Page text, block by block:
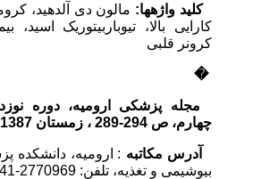
کلید واژه­ها:مالون دی آلدهید،
کارایی بالا، تیوباربیتوریک اسید،
کرونر قلبی
�
مجله پزشکی ارومیه، دوره
چهارم، ص 294-289 ، زمستان 1387
آدرس مکاتبه: ارومیه، دانشکده
بیوشیمی و تغذیه، تلفن: 2770969-0441